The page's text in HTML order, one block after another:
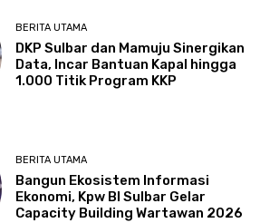
BERITA UTAMA
DKP Sulbar dan Mamuju Sinergikan
Data, Incar Bantuan Kapal hingga
1.000 Titik Program KKP
BERITA UTAMA
Bangun Ekosistem Informasi
Ekonomi, Kpw BI Sulbar Gelar
Capacity Building Wartawan 2026